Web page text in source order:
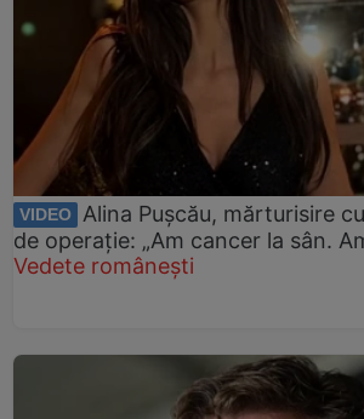
VIDEO
Alina Pușcău, mărturisire
de operație: „Am cancer la sân.
Vedete românești